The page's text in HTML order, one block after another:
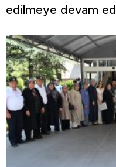
edilmeye devam